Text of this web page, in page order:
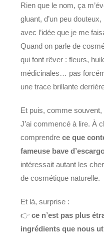
Rien que le nom, ça
gluant, d’un peu
avec l’idée que je me
Quand on parle de
qui font rêver : fleurs,
médicinales… pas
une trace brillante
Et puis, comme
J’ai commencé à lire. À
comprendrece que
fameuse bave
intéressait autant les
de cosmétique naturelle.
Et là, surprise :
👉ce n’est pas plus
ingrédients que nous